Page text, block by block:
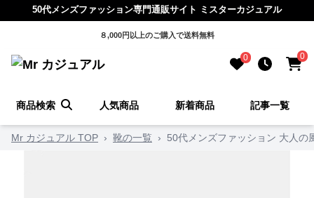
50代メンズファッション専門通販サイト ミスターカジュアル
８,000円以上のご購入で送料無料
0 0
商品検索 人気商品 新着商品 記事一覧
Mr カジュアル TOP › 靴の一覧 › 50代メンズファッション 大人の